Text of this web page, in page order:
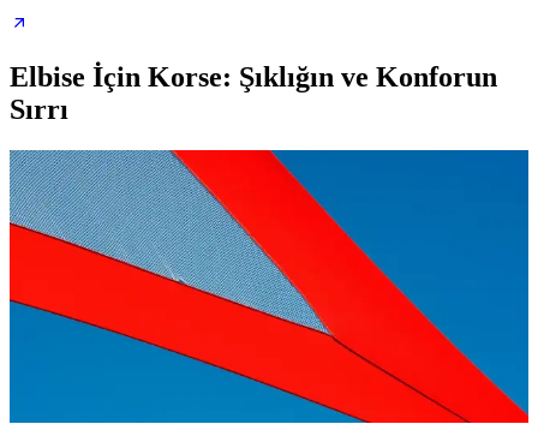
Elbise İçin Korse: Şıklığın ve Konforun
Sırrı